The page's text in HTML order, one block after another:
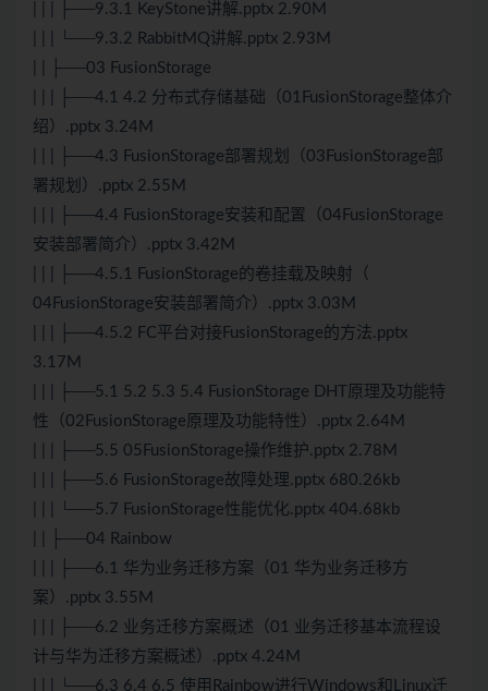
| | | ├──9.3.1 KeyStone讲解.pptx 2.90M
| | | └──9.3.2 RabbitMQ讲解.pptx 2.93M
| | ├──03 FusionStorage
| | | ├──4.1 4.2 分布式存储基础（01FusionStorage整体介
绍）.pptx 3.24M
| | | ├──4.3 FusionStorage部署规划（03FusionStorage部
署规划）.pptx 2.55M
| | | ├──4.4 FusionStorage安装和配置（04FusionStorage
安装部署简介）.pptx 3.42M
| | | ├──4.5.1 FusionStorage的卷挂载及映射（
04FusionStorage安装部署简介）.pptx 3.03M
| | | ├──4.5.2 FC平台对接FusionStorage的方法.pptx
3.17M
| | | ├──5.1 5.2 5.3 5.4 FusionStorage DHT原理及功能特
性（02FusionStorage原理及功能特性）.pptx 2.64M
| | | ├──5.5 05FusionStorage操作维护.pptx 2.78M
| | | ├──5.6 FusionStorage故障处理.pptx 680.26kb
| | | └──5.7 FusionStorage性能优化.pptx 404.68kb
| | ├──04 Rainbow
| | | ├──6.1 华为业务迁移方案（01 华为业务迁移方
案）.pptx 3.55M
| | | ├──6.2 业务迁移方案概述（01 业务迁移基本流程设
计与华为迁移方案概述）.pptx 4.24M
| | | └──6.3 6.4 6.5 使用Rainbow进行Windows和Linux迁